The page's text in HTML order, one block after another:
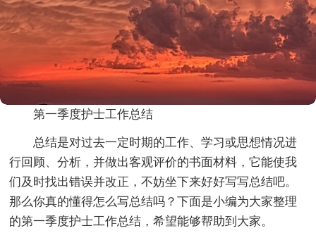
第一季度护士工作总结
总结是对过去一定时期的工作、学习或思想情况进
行回顾、分析，并做出客观评价的书面材料，它能使我
们及时找出错误并改正，不妨坐下来好好写写总结吧。
那么你真的懂得怎么写总结吗？下面是小编为大家整理
的第一季度护士工作总结，希望能够帮助到大家。